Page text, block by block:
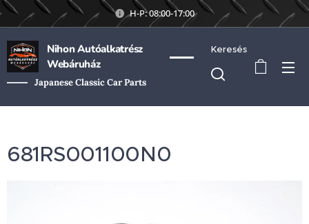
H-P: 08:00-17:00
Nihon Autóalkatrész
Webáruház
Japanese Classic Car Parts
Keresés
681RS001100N0